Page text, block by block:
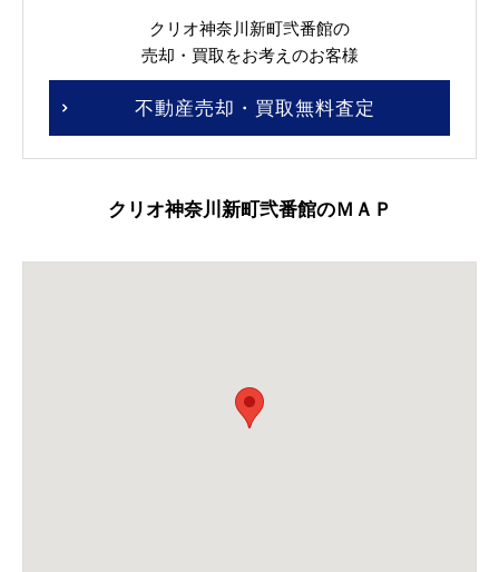
クリオ神奈川新町弐番館の
売却・買取をお考えのお客様
不動産売却・買取無料査定
クリオ神奈川新町弐番館のＭＡＰ